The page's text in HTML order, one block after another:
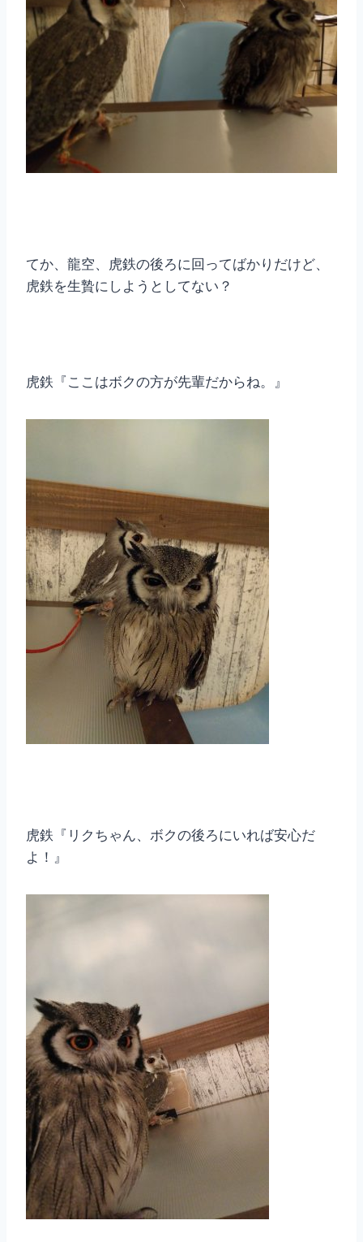
てか、龍空、虎鉄の後ろに回ってばかりだけど、
虎鉄を生贄にしようとしてない？
虎鉄『ここはボクの方が先輩だからね。』
虎鉄『リクちゃん、ボクの後ろにいれば安心だ
よ！』